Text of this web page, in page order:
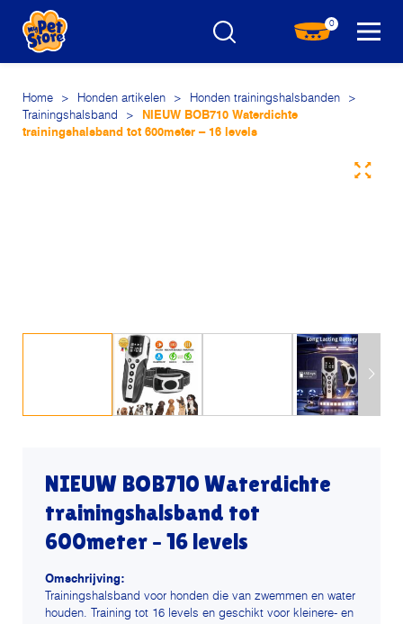
0
Home > Honden artikelen > Honden trainingshalsbanden
>
Trainingshalsband
>
NIEUW BOB710 Waterdichte
trainingshalsband tot 600meter – 16 levels
NIEUW BOB710 Waterdichte
trainingshalsband tot
600meter – 16 levels
Omschrijving:
Trainingshalsband voor honden die van zwemmen en water
houden. Training tot 16 levels en geschikt voor kleinere- en